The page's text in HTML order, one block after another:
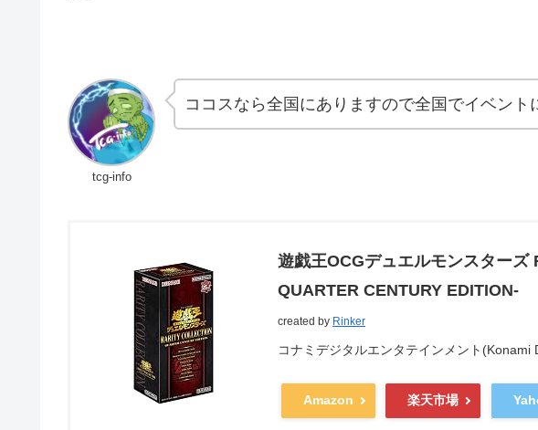
tcg-info
ココスなら全国にありますので全国でイベント
遊戯王OCGデュエルモンスターズ
QUARTER CENTURY EDITION-
created by Rinker
コナミデジタルエンタテインメント(Konami
Amazon 楽天市場